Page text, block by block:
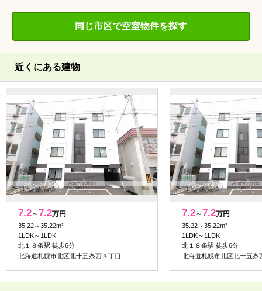
同じ市区で空室物件を探す
近くにある建物
7.2～7.2万円
35.22～35.22m²
1LDK～1LDK
北１８条駅 徒歩6分
北海道札幌市北区北十五条西３丁目
7.2～7.2万円
35.22～35.22m²
1LDK～1LDK
北１８条駅 徒歩6分
北海道札幌市北区北十五条